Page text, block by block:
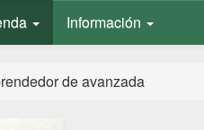
Información
de avanzada